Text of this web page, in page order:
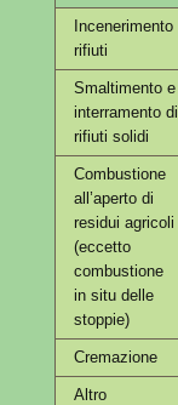
Incenerimento
rifiuti
Smaltimento e
interramento di
rifiuti solidi
Combustione
all’aperto di
residui agricoli
(eccetto
combustione
in situ delle
stoppie)
Cremazione
Altro